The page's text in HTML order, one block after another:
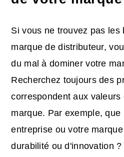
Si vous ne trouvez pas les
marque de distributeur,
du mal à dominer votre
Recherchez toujours des
correspondent aux valeurs
marque. Par exemple,
entreprise ou votre
durabilité ou d'innovation